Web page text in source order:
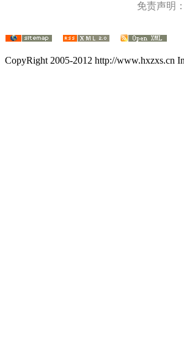
免责声明
CopyRight 2005-2012 http://www.hxzxs.cn